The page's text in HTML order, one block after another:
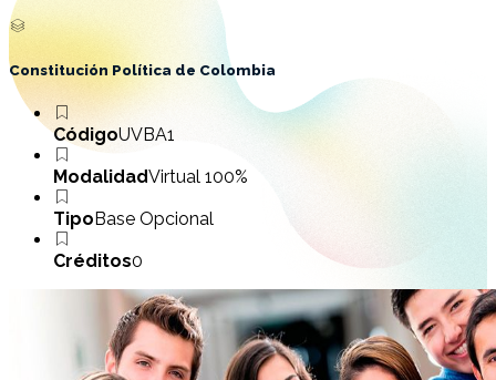
Constitución Política de Colombia
CódigoUVBA1
ModalidadVirtual 100%
Tipo Base Opcional
Créditos0